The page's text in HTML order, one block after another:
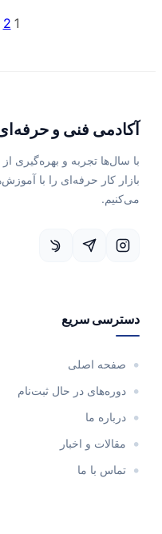
1
2
آکادمی فنی و حرفه‌ای
با سال‌ها تجربه و بهره‌گیری
بازار کار حرفه‌ای را با
می‌کنیم.
دسترسی سریع
صفحه اصلی
دوره‌های در حال ثبت‌نام
درباره ما
مقالات و اخبار
تماس با ما